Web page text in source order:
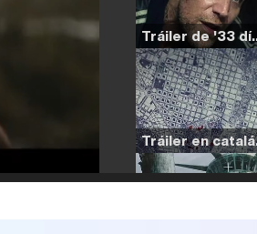
Tráiler de '33 días', la
Tráiler en